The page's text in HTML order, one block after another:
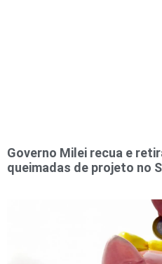
Governo Milei recua e
queimadas de projeto no